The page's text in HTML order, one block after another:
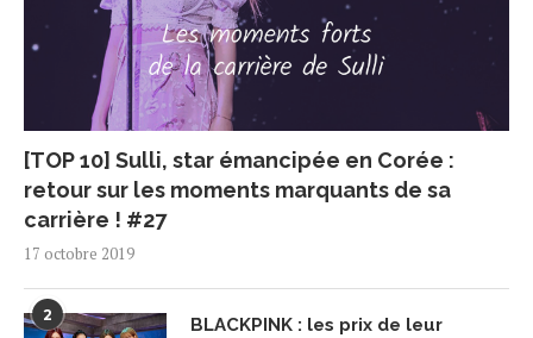
[TOP 10] Sulli, star émancipée en Corée :
retour sur les moments marquants de sa
carrière ! #27
17 octobre 2019
2
BLACKPINK : les prix de leur